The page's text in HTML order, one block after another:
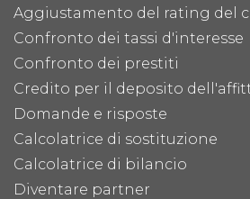
Aggiustamento del rating del
Confronto dei tassi d'interesse
Confronto dei prestiti
Credito per il deposito
Domande e risposte
Calcolatrice di sostituzione
Calcolatrice di bilancio
Diventare partner